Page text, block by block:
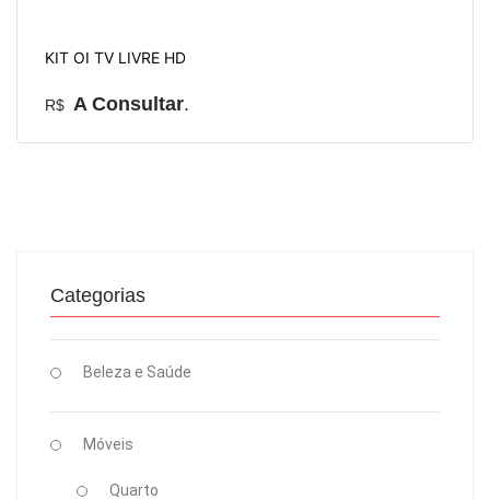
KIT OI TV LIVRE HD
R$ A Consultar.
Categorias
Beleza e Saúde
Móveis
Quarto